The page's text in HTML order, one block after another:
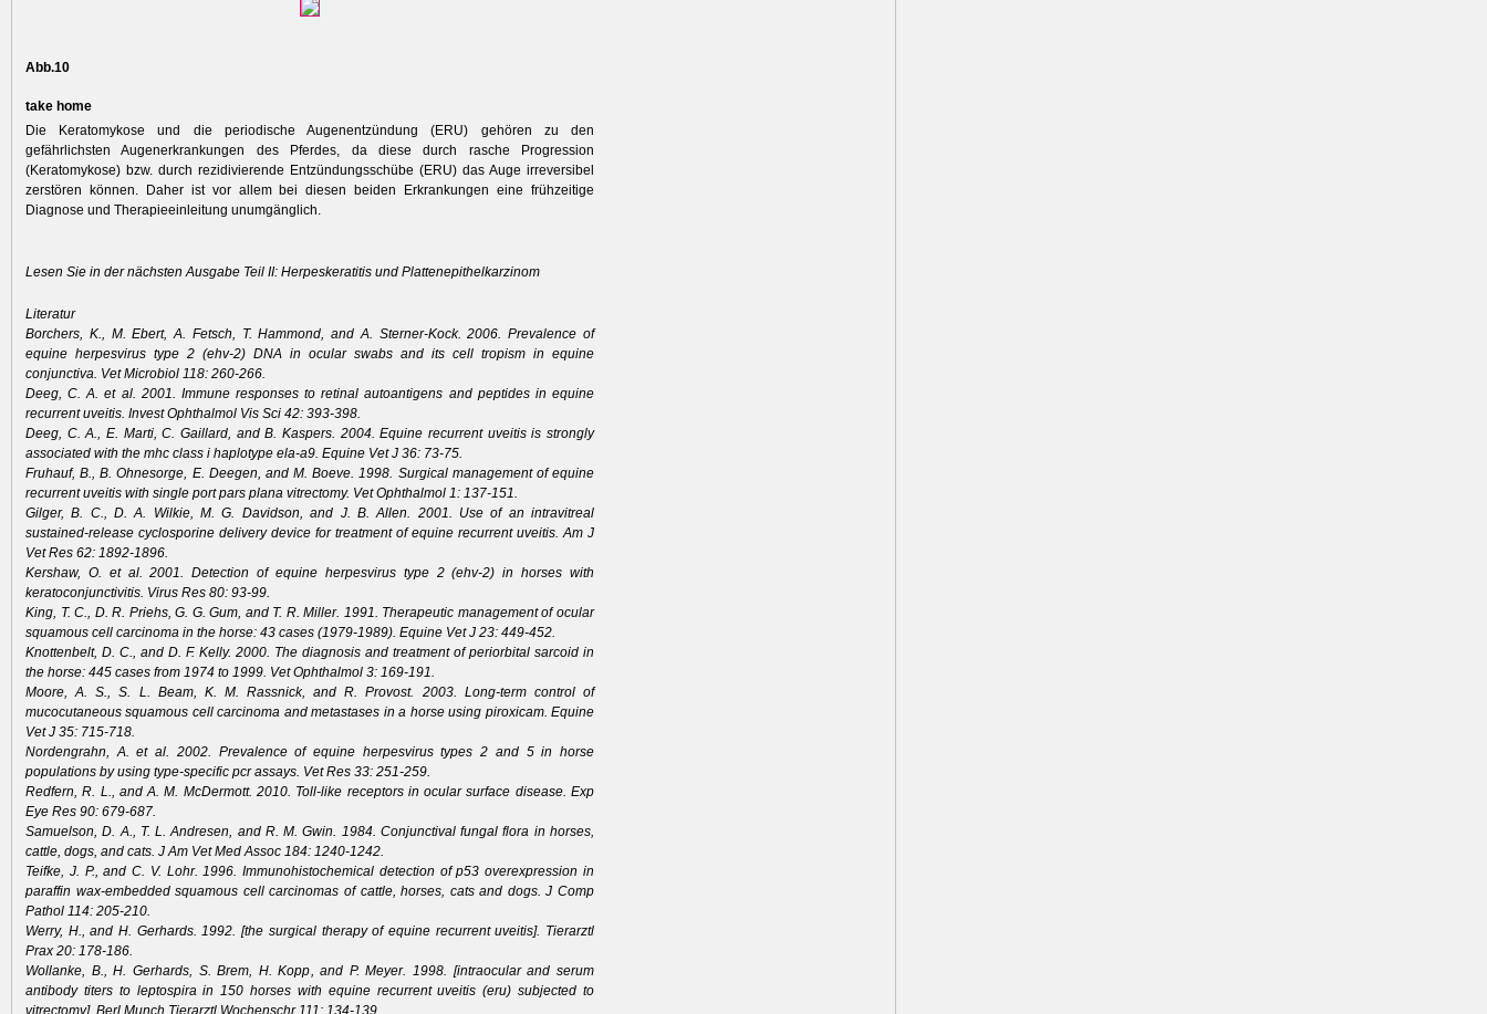
Abb.10
take home
Die Keratomykose und die periodische Augenentzündung (ERU) gehören zu den
gefährlichsten Augenerkrankungen des Pferdes, da diese durch rasche Progression
(Keratomykose) bzw. durch rezidivierende Entzündungsschübe (ERU) das Auge irreversibel
zerstören können. Daher ist vor allem bei diesen beiden Erkrankungen eine frühzeitige
Diagnose und Therapieeinleitung unumgänglich.
Lesen Sie in der nächsten Ausgabe Teil II: Herpeskeratitis und Plattenepithelkarzinom
Literatur
Borchers, K., M. Ebert, A. Fetsch, T. Hammond, and A. Sterner-Kock. 2006. Prevalence of
equine herpesvirus type 2 (ehv-2) DNA in ocular swabs and its cell tropism in equine
conjunctiva. Vet Microbiol 118: 260-266.
Deeg, C. A. et al. 2001. Immune responses to retinal autoantigens and peptides in equine
recurrent uveitis. Invest Ophthalmol Vis Sci 42: 393-398.
Deeg, C. A., E. Marti, C. Gaillard, and B. Kaspers. 2004. Equine recurrent uveitis is strongly
associated with the mhc class i haplotype ela-a9. Equine Vet J 36: 73-75.
Fruhauf, B., B. Ohnesorge, E. Deegen, and M. Boeve. 1998. Surgical management of equine
recurrent uveitis with single port pars plana vitrectomy. Vet Ophthalmol 1: 137-151.
Gilger, B. C., D. A. Wilkie, M. G. Davidson, and J. B. Allen. 2001. Use of an intravitreal
sustained-release cyclosporine delivery device for treatment of equine recurrent uveitis. Am J
Vet Res 62: 1892-1896.
Kershaw, O. et al. 2001. Detection of equine herpesvirus type 2 (ehv-2) in horses with
keratoconjunctivitis. Virus Res 80: 93-99.
King, T. C., D. R. Priehs, G. G. Gum, and T. R. Miller. 1991. Therapeutic management of ocular
squamous cell carcinoma in the horse: 43 cases (1979-1989). Equine Vet J 23: 449-452.
Knottenbelt, D. C., and D. F. Kelly. 2000. The diagnosis and treatment of periorbital sarcoid in
the horse: 445 cases from 1974 to 1999. Vet Ophthalmol 3: 169-191.
Moore, A. S., S. L. Beam, K. M. Rassnick, and R. Provost. 2003. Long-term control of
mucocutaneous squamous cell carcinoma and metastases in a horse using piroxicam. Equine
Vet J 35: 715-718.
Nordengrahn, A. et al. 2002. Prevalence of equine herpesvirus types 2 and 5 in horse
populations by using type-specific pcr assays. Vet Res 33: 251-259.
Redfern, R. L., and A. M. McDermott. 2010. Toll-like receptors in ocular surface disease. Exp
Eye Res 90: 679-687.
Samuelson, D. A., T. L. Andresen, and R. M. Gwin. 1984. Conjunctival fungal flora in horses,
cattle, dogs, and cats. J Am Vet Med Assoc 184: 1240-1242.
Teifke, J. P., and C. V. Lohr. 1996. Immunohistochemical detection of p53 overexpression in
paraffin wax-embedded squamous cell carcinomas of cattle, horses, cats and dogs. J Comp
Pathol 114: 205-210.
Werry, H., and H. Gerhards. 1992. [the surgical therapy of equine recurrent uveitis]. Tierarztl
Prax 20: 178-186.
Wollanke, B., H. Gerhards, S. Brem, H. Kopp, and P. Meyer. 1998. [intraocular and serum
antibody titers to leptospira in 150 horses with equine recurrent uveitis (eru) subjected to
vitrectomy]. Berl Munch Tierarztl Wochenschr 111: 134-139.